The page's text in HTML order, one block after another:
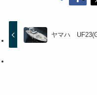
ヤマハ